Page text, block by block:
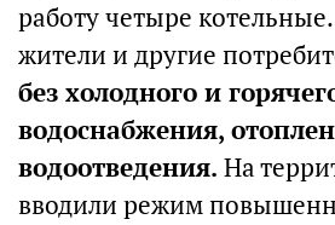
работу четыре котельные.
жители и другие
без холодного и
водоснабжения,
водоотведения. На
вводили режим